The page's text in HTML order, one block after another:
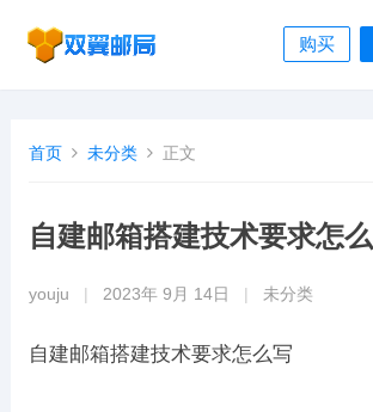
购买
首页 未分类 正文
自建邮箱搭建技术要求怎
youju 2023年 9月 14日 未分类
自建邮箱搭建技术要求怎么写